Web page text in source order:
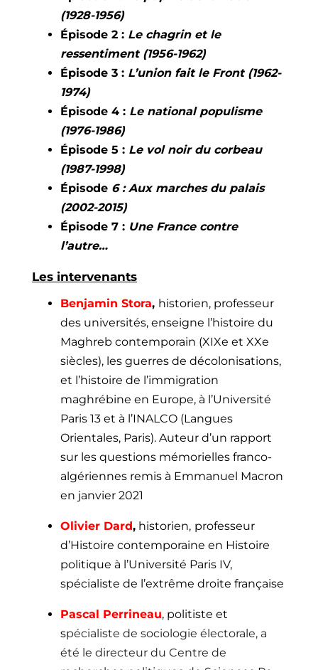
(1928-1956)
Épisode 2 : Le chagrin et le
ressentiment (1956-1962)
Épisode 3 : L’union fait le Front (1962-
1974)
Épisode 4 : Le national populisme
(1976-1986)
Épisode 5 : Le vol noir du corbeau
(1987-1998)
Épisode 6 : Aux marches du palais
(2002-2015)
Épisode 7 : Une France contre
l’autre…
Les intervenants
Benjamin Stora, historien, professeur
des universités, enseigne l’histoire du
Maghreb contemporain (XIXe et XXe
siècles), les guerres de décolonisations,
et l’histoire de l’immigration
maghrébine en Europe, à l’Université
Paris 13 et à l’INALCO (Langues
Orientales, Paris). Auteur d’un rapport
sur les questions mémorielles franco-
algériennes remis à Emmanuel Macron
en janvier 2021
Olivier Dard, historien, professeur
d’Histoire contemporaine en Histoire
politique à l’Université Paris IV,
spécialiste de l’extrême droite française
Pascal Perrineau, politiste et
spécialiste de sociologie électorale, a
été le directeur du Centre de